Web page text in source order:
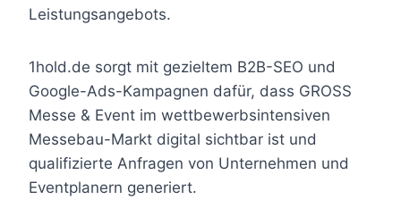
Leistungsangebots.
1hold.de sorgt mit gezieltem B2B-SEO und
Google-Ads-Kampagnen dafür, dass GROSS
Messe & Event im wettbewerbsintensiven
Messebau-Markt digital sichtbar ist und
qualifizierte Anfragen von Unternehmen und
Eventplanern generiert.